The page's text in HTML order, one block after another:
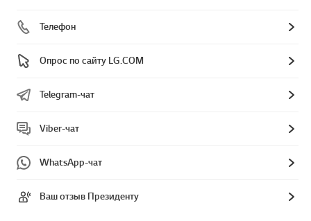
Телефон
Опрос по сайту LG.COM
Telegram-чат
Viber-чат
WhatsApp-чат
Ваш отзыв Президенту